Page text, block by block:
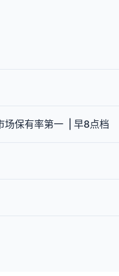
场保有率第一 | 早8点档